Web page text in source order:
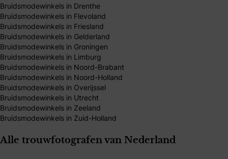
Bruidsmodewinkels in Drenthe
Bruidsmodewinkels in Flevoland
Bruidsmodewinkels in Friesland
Bruidsmodewinkels in Gelderland
Bruidsmodewinkels in Groningen
Bruidsmodewinkels in Limburg
Bruidsmodewinkels in Noord-Brabant
Bruidsmodewinkels in Noord-Holland
Bruidsmodewinkels in Overijssel
Bruidsmodewinkels in Utrecht
Bruidsmodewinkels in Zeeland
Bruidsmodewinkels in Zuid-Holland
Alle trouwfotografen van Nederland